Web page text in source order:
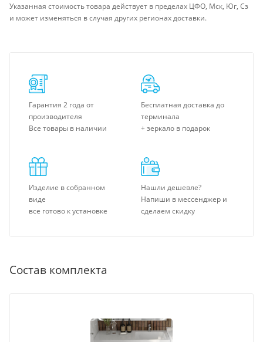
Указанная стоимость товара действует в пределах ЦФО, Мск, Юг, Сз
и может изменяться в случая других регионах доставки.
Гарантия 2 года от
производителя
Все товары в наличии
Бесплатная доставка до
терминала
+ зеркало в подарок
Изделие в собранном
виде
все готово к установке
Нашли дешевле?
Напиши в мессенджер и
сделаем скидку
Состав комплекта